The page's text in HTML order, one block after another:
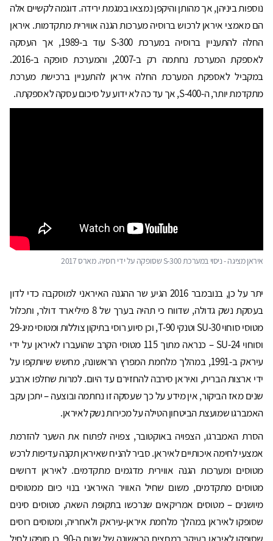
נוספות ביניהן, אך מהותן והיקפן נמצאו במגמת ירידה. דוגמה לקשיים אלה
הם מאמצי איראן לרכוש ברוסיה מערכות הגנה אווירית מתקדמות. איראן
החלה להתעניין ברוסיה במערכת 300-S עוד ב-1989, אך העסקה
לאספקת המערכת נחתמה רק ב-2007, והמערכת סופקה ב-2016.
במקביל לאספקת המערכת החלה איראן להתעניין ברכישת מערכת
מתקדמת יותר, ה-400-S, אך עד כה לא ידוע על סיכום עסקה לאספקתה.
איראן מציגה - ניסוי במערכת S-300 שסופקה על ידי רוסיה. מארס 2017
יתר על כן, בנובמבר 2016 הגיע שר ההגנה האיראני למוסקבה כדי לדון
בעסקת נשק גדולה, שדווח כי תהיה בערך של 8 מיליארד דולר, ותכלול
מטוסי סוחוי 30-SU וטנקי 90-T, וכן סיוע רוסי בתיקון צוללות ומטוסי מיג-29
וסוחוי 24-SU – כנראה מתוך 115 מטוסי הקרב שהועברו לאיראן על ידי
עיראק ב-1991, במהלך מלחמת המפרץ הראשונה, מחשש שיותקפו על
ידי ארצות הברית, ואיראן סירבה להחזירם עד היום. למרות שחלפו ארבע
שנים מאז הביקור, אין מידע על כך שעסקה זו נחתמה ובוצעה – יתכן עקב
האמברגו שמועצת הביטחון הטילה על מכירות נשק לאיראן.
הסרת האמברגו, הצפויה באוקטובר, צפויה לפתוח את השער להזרמת
אמצעי לחימה איכותיים לאיראן. סביר להניח שאיראן תקנה עדיפות לרכש
מטוסים ומערכות הגנה אווירית מדגמים מתקדמים. לאיראן דרושים
מטוסים מתקדמים, משום שחיל האוויר האיראני בנוי כיום ממטוסים
מיושנים – מטוסים אמריקאים שנרכשו בתקופת השאה, מטוסים סינים
שסופקו לאיראן במהלך מלחמת איראן-עיראק ולאחריה, ומטוסים רוסים